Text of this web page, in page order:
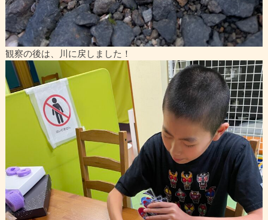
観察の後は、川に戻しました！